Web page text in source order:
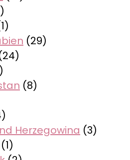
(29)
(8)
Herzegowina (3)
(1)